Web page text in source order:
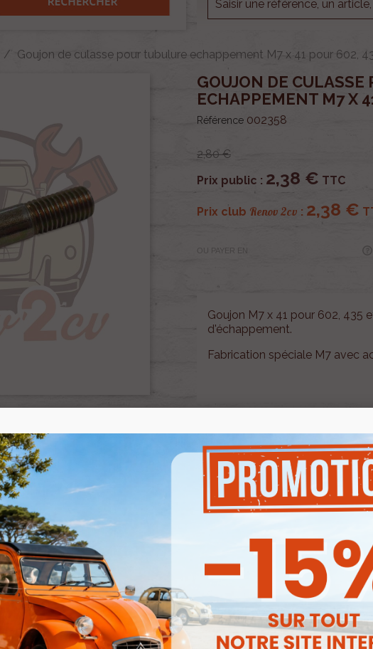
Goujon de culasse pour tubulure echappement M7 x 41 pour 602,
GOUJON DE CULASSE
ECHAPPEMENT M7 X
Référence 002358
2,80 €
Prix public : 2,38 € TTC
Prix club Renov 2cv : 2,38 €
OU PAYER EN
Goujon M7 x 41 pour 602, 435
d'échappement.
Fabrication spéciale M7 avec
Besoin d'un renseignement
pas à contacter notre service
mail à
Quantité
 AJOUTER AU
En stock
Partager